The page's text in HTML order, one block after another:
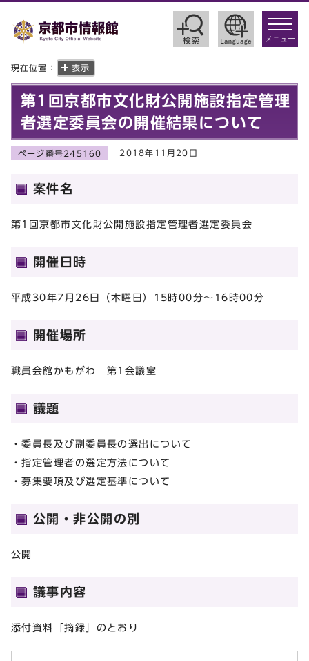
toggle
メニュー
現在位置： 表示
第1回京都市文化財公開施設指定管理
者選定委員会の開催結果について
ページ番号245160 2018年11月20日
案件名
第1回京都市文化財公開施設指定管理者選定委員会
開催日時
平成30年7月26日（木曜日）15時00分～16時00分
開催場所
職員会館かもがわ 第1会議室
議題
・委員長及び副委員長の選出について
・指定管理者の選定方法について
・募集要項及び選定基準について
公開・非公開の別
公開
議事内容
添付資料「摘録」のとおり